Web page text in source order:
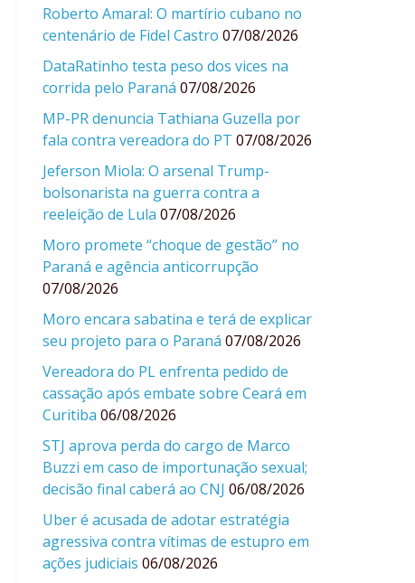
Roberto Amaral: O martírio cubano no
centenário de Fidel Castro 07/08/2026
DataRatinho testa peso dos vices na
corrida pelo Paraná 07/08/2026
MP-PR denuncia Tathiana Guzella por
fala contra vereadora do PT 07/08/2026
Jeferson Miola: O arsenal Trump-
bolsonarista na guerra contra a
reeleição de Lula 07/08/2026
Moro promete “choque de gestão” no
Paraná e agência anticorrupção
07/08/2026
Moro encara sabatina e terá de explicar
seu projeto para o Paraná 07/08/2026
Vereadora do PL enfrenta pedido de
cassação após embate sobre Ceará em
Curitiba 06/08/2026
STJ aprova perda do cargo de Marco
Buzzi em caso de importunação sexual;
decisão final caberá ao CNJ 06/08/2026
Uber é acusada de adotar estratégia
agressiva contra vítimas de estupro em
ações judiciais 06/08/2026